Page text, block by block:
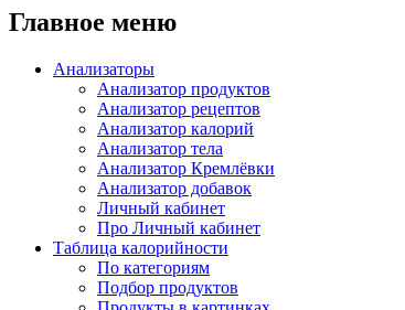
Главное меню
Анализаторы
Анализатор продуктов
Анализатор рецептов
Анализатор калорий
Анализатор тела
Анализатор Кремлёвки
Анализатор добавок
Личный кабинет
Про Личный кабинет
Таблица калорийности
По категориям
Подбор продуктов